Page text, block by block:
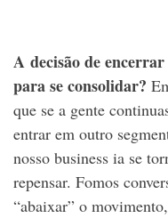
A decisão de
para se consolidar?
que se a gente
entrar em outro
nosso business ia se
repensar. Fomos
“abaixar” o